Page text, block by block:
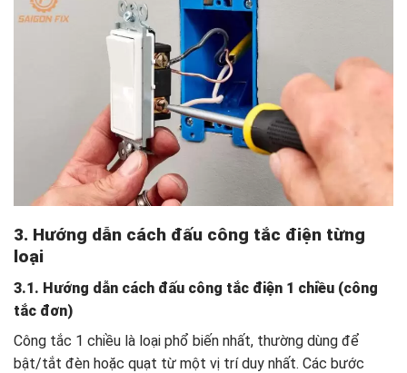
3. Hướng dẫn cách đấu công tắc điện từng
loại
3.1. Hướng dẫn cách đấu công tắc điện 1 chiều (công
tắc đơn)
Công tắc 1 chiều là loại phổ biến nhất, thường dùng để
bật/tắt đèn hoặc quạt từ một vị trí duy nhất. Các bước